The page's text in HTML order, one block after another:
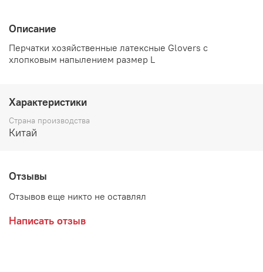
Описание
Перчатки хозяйственные латексные Glovers с
хлопковым напылением размер L
Характеристики
Страна производства
Китай
Отзывы
Отзывов еще никто не оставлял
Написать отзыв